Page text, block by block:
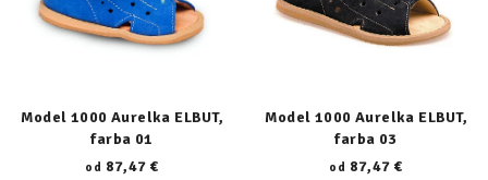
Model 1000 Aurelka ELBUT,
farba 01
od 87,47 €
Model 1000 Aurelka ELBUT,
farba 03
od 87,47 €